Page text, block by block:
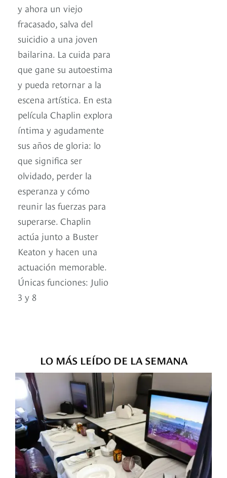
y ahora un viejo
fracasado, salva del
suicidio a una joven
bailarina. La cuida para
que gane su autoestima
y pueda retornar a la
escena artística. En esta
película Chaplin explora
íntima y agudamente
sus años de gloria: lo
que significa ser
olvidado, perder la
esperanza y cómo
reunir las fuerzas para
superarse. Chaplin
actúa junto a Buster
Keaton y hacen una
actuación memorable.
Únicas funciones: Julio
3 y 8
LO MÁS LEÍDO DE LA SEMANA